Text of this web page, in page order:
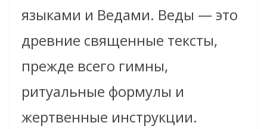
языками и Ведами. Веды — это
древние священные тексты,
прежде всего гимны,
ритуальные формулы и
жертвенные инструкции.